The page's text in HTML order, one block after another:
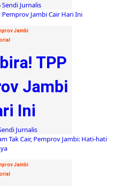
Sendi Jurnalis
Jambi
TPP
Jambi
Ini
Jurnalis
Jambi